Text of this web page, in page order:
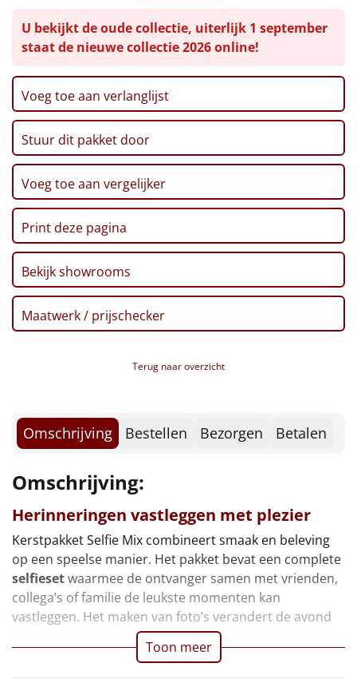
Hitster NIEUW
Pizzarette
Tas
Wake up light
NIEUW
Borrelplank
Warmtekussen
NIEUW
Slowcooker POPULAIR
Noodradio NIEUW
Overige
Doe het zelf
Sinterklaaspakketten
Particulier
Kerstgeschenken 2026
Verpakt in een feestelijke kerstdoos, 31 x 20 x 10 cm
U bekijkt de oude collectie, uiterlijk 1 september
staat de nieuwe collectie 2026 online!
Voeg toe aan verlanglijst
Stuur dit pakket door
Voeg toe aan vergelijker
Print deze pagina
Bekijk showrooms
Maatwerk / prijschecker
Terug naar overzicht
Omschrijving Bestellen Bezorgen Betalen
Omschrijving:
Herinneringen vastleggen met plezier
Kerstpakket Selfie Mix combineert smaak en beleving
op een speelse manier. Het pakket bevat een complete
selfiesetwaarmee de ontvanger samen met vrienden,
collega’s of familie de leukste momenten kan
vastleggen. Het maken van foto’s verandert de avond
Toon meer